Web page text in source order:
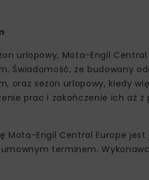
urlopowy, Mota-Engil
Świadomość, że budowany
sezon urlopowy, kiedy
prac i zakończenie ich aż
Mota-Engil Central Europe
terminem.